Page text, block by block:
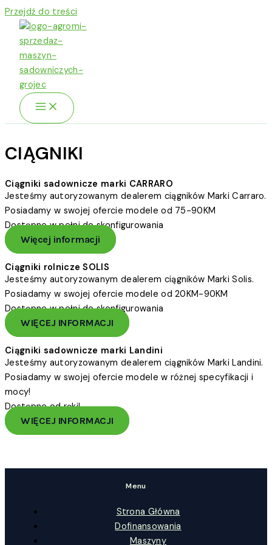
Przejdź do treści
CIĄGNIKI
Ciągniki sadownicze marki CARRARO
Jesteśmy autoryzowanym dealerem ciągników Marki Carraro.
Posiadamy w swojej ofercie modele od 75-90KM
Dostępne w pełni do skonfigurowania
Więcej informacji
Ciągniki rolnicze SOLIS
Jesteśmy autoryzowanym dealerem ciągników Marki Solis.
Posiadamy w swojej ofercie modele od 20KM-90KM
Dostępne w pełni do skonfigurowania
WIĘCEJ INFORMACJI
Ciągniki sadownicze marki Landini
Jesteśmy autoryzowanym dealerem ciągników Marki Landini.
Posiadamy w swojej ofercie modele w różnej specyfikacji i
mocy!
Dostępne od ręki!
WIĘCEJ INFORMACJI
Menu
Strona Główna
Dofinansowania
Maszyny